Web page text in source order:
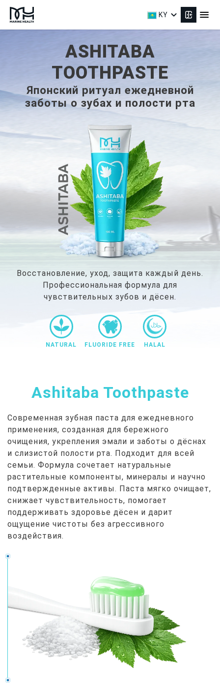
KY expand_more menu
ASHITABA
TOOTHPASTE
Японский ритуал ежедневной
заботы о зубах и полости рта
Восстановление, уход, защита каждый день.
Профессиональная формула для
чувствительных зубов и дёсен.
NATURAL FLUORIDE FREE HALAL
Ashitaba Toothpaste
Современная зубная паста для ежедневного
применения, созданная для бережного
очищения, укрепления эмали и заботы о дёснах
и слизистой полости рта. Подходит для всей
семьи. Формула сочетает натуральные
растительные компоненты, минералы и научно
подтвержденные активы. Паста мягко очищает,
снижает чувствительность, помогает
поддерживать здоровье дёсен и дарит
ощущение чистоты без агрессивного
воздействия.